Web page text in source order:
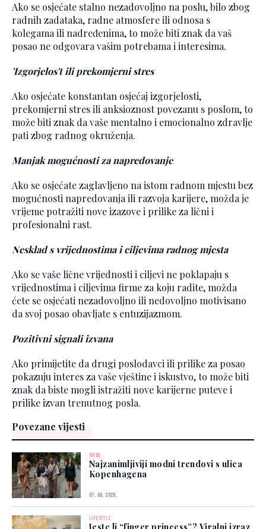
Ako se osjećate stalno nezadovoljno na poslu, bilo zbog
radnih zadataka, radne atmosfere ili odnosa s
kolegama ili nadređenima, to može biti znak da vaš
posao ne odgovara vašim potrebama i interesima.
'Izgorjelos't ili prekomjerni stres
Ako osjećate konstantan osjećaj izgorjelosti,
prekomjerni stres ili anksioznost povezanu s poslom, to
može biti znak da vaše mentalno i emocionalno zdravlje
pati zbog radnog okruženja.
Manjak mogućnosti za napredovanje
Ako se osjećate zaglavljeno na istom radnom mjestu bez
mogućnosti napredovanja ili razvoja karijere, možda je
vrijeme potražiti nove izazove i prilike za lični i
profesionalni rast.
Nesklad s vrijednostima i ciljevima radnog mjesta
Ako se vaše lične vrijednosti i ciljevi ne poklapaju s
vrijednostima i ciljevima firme za koju radite, možda
ćete se osjećati nezadovoljno ili nedovoljno motivisano
da svoj posao obavljate s entuzijazmom.
Pozitivni signali izvana
Ako primijetite da drugi poslodavci ili prilike za posao
pokazuju interes za vaše vještine i iskustvo, to može biti
znak da biste mogli istražiti nove karijerne puteve i
prilike izvan trenutnog posla.
Povezane vijesti
MODA
Najzanimljiviji modni trendovi s ulica
Kopenhagena
07. 08. 2026.
LIFESTYLE